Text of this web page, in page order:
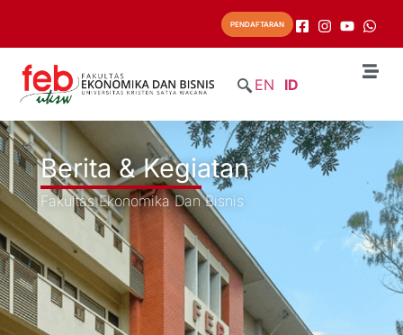
PENDAFTARAN
EN ID
Berita & Kegiatan
Fakultas Ekonomika Dan Bisnis